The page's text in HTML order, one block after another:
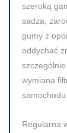
szeroką
sadza,
gumy z
oddychać
wymiana
samochodu.
Regularna